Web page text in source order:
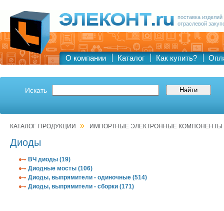
поставка
отраслевой
О компании Каталог Как купить?
Искать
КАТАЛОГ ПРОДУКЦИИ » ИМПОРТНЫЕ ЭЛЕКТРОННЫЕ КОМПОНЕНТЫ
Диоды
ВЧ диоды (19)
Диодные мосты (106)
Диоды, выпрямители - одиночные (514)
Диоды, выпрямители - сборки (171)